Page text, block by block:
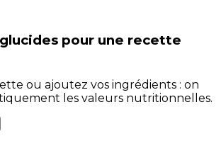
glucides pour une recette
ou ajoutez vos ingrédients : on
les valeurs nutritionnelles.